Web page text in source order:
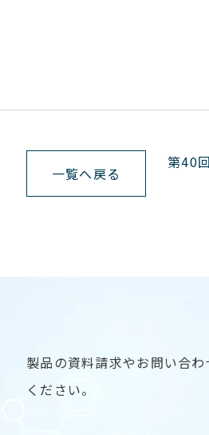
一覧へ戻る
第40
製品の資料請求やお問い合
ください。